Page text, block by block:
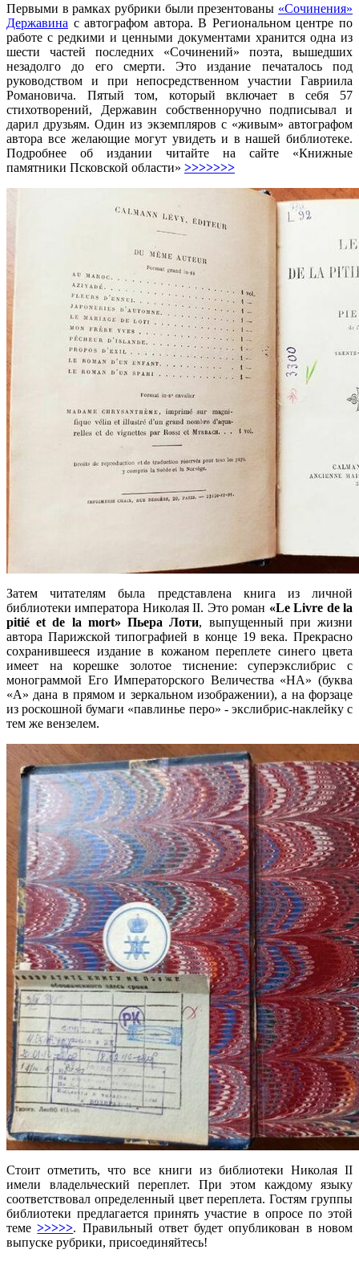
Первыми в рамках рубрики были презентованы «Сочинения»
Державина с автографом автора. В Региональном центре по
работе с редкими и ценными документами хранится одна из
шести частей последних «Сочинений» поэта, вышедших
незадолго до его смерти. Это издание печаталось под
руководством и при непосредственном участии Гавриила
Романовича. Пятый том, который включает в себя 57
стихотворений, Державин собственноручно подписывал и
дарил друзьям. Один из экземпляров с «живым» автографом
автора все желающие могут увидеть и в нашей библиотеке.
Подробнее об издании читайте на сайте «Книжные
памятники Псковской области» >>>>>>>
Затем читателям была представлена книга из личной
библиотеки императора Николая II. Это роман «Le Livre de la
pitié et de la mort» Пьера Лоти, выпущенный при жизни
автора Парижской типографией в конце 19 века. Прекрасно
сохранившееся издание в кожаном переплете синего цвета
имеет на корешке золотое тиснение: суперэкслибрис с
монограммой Его Императорского Величества «НА» (буква
«А» дана в прямом и зеркальном изображении), а на форзаце
из роскошной бумаги «павлинье перо» - экслибрис-наклейку с
тем же вензелем.
Стоит отметить, что все книги из библиотеки Николая II
имели владельческий переплет. При этом каждому языку
соответствовал определенный цвет переплета. Гостям группы
библиотеки предлагается принять участие в опросе по этой
теме>>>>>. Правильный ответ будет опубликован в новом
выпуске рубрики, присоединяйтесь!